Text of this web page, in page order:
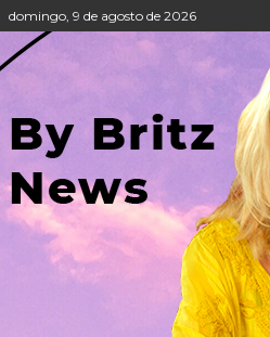
domingo, 9 de agosto de 2026